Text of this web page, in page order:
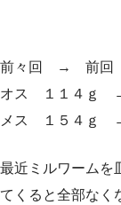
前々回 → 前
オス １１４ｇ
メス １５４ｇ
最近ミルワームを
てくると全部なく